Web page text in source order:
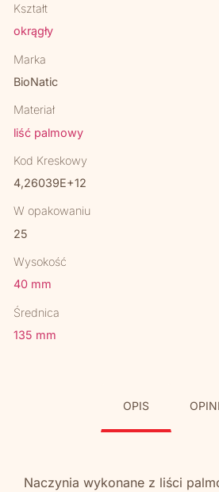
Kształt
okrągły
Marka
BioNatic
Materiał
liść palmowy
Kod Kreskowy
4,26039E+12
W opakowaniu
25
Wysokość
40 mm
Średnica
135 mm
OPIS
Naczynia wykonane z liści